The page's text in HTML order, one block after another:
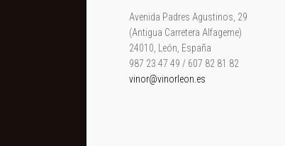
Avenida Padres Agustinos, 29
(Antigua Carretera Alfageme)
24010, León, España
987 23 47 49 / 607 82 81 82
vinor@vinorleon.es